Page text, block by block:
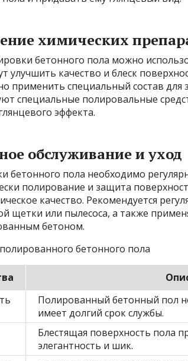
химических
бетонного пола можно
улучшить качество и блеск
применить специальный состав для
специальные полировальные
эффекта.
обслуживание и уход
бетонного пола необходимо
полирование и защита
качество. Рекомендуется
щетки или пылесоса, а также
бетоном.
бетонного пола
Полированный бетонный пол
имеет долгий срок службы.
Блестящая поверхность пола
элегантность и шик.